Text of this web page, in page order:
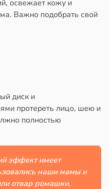
освежает кожу и
Важно подобрать свой
диск и
протереть лицо, шею и
полностью
эффект имеет
наши мамы и
отвар ромашки,